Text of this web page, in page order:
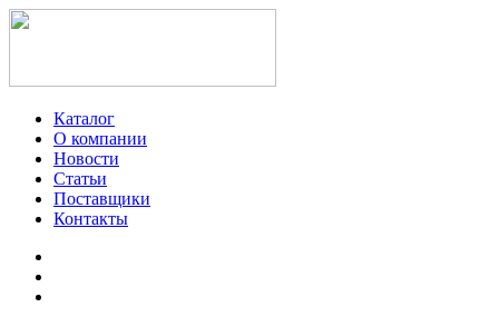
Каталог
О компании
Новости
Статьи
Поставщики
Контакты